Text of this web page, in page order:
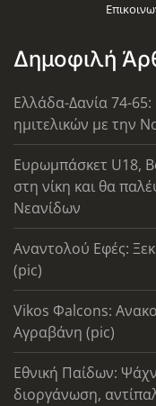
Δημοφιλή
Ελλάδα-Δανία 74-
ημιτελικών με την
Ευρωμπάσκετ U18,
στη νίκη και θα
Νεανίδων
Αναντολού Εφές:
(pic)
Vikos Φalcons:
Αγραβάνη (pic)
Εθνική Παίδων:
διοργάνωση,